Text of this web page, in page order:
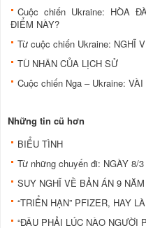
Cuộc chiến Ukraine: HÒA
ĐIỂM NÀY?
Từ cuộc chiến Ukraine: NGHĨ
TÙ NHÂN CỦA LỊCH SỬ
Cuộc chiến Nga – Ukraine:
Những tin cũ hơn
BIỂU TÌNH
Từ những chuyến đi: NGÀY 8/
SUY NGHĨ VỀ BẢN ÁN 9
“TRIỂN HẠN” PFIZER, HAY
“ĐÂU PHẢI LÚC NÀO NGƯỜI